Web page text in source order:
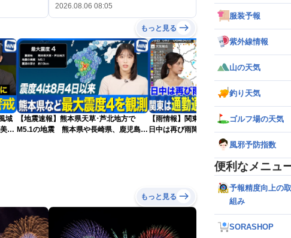
2026.08.06 08:05
もっと見る
域
通
【地震速報】熊本県天草･芦北地方で
M5.1の地震 熊本県や長崎県、鹿児島県
【雨情報】関東は通勤通学時も弱い雨
日中は再び雨降りやすい
【
もっと見る
服装予報
紫外線情報
山の天気
釣り天気
ゴルフ場の天気
風邪予防指数
便利なメニュ
予報精度向上の
組み
SORASHOP